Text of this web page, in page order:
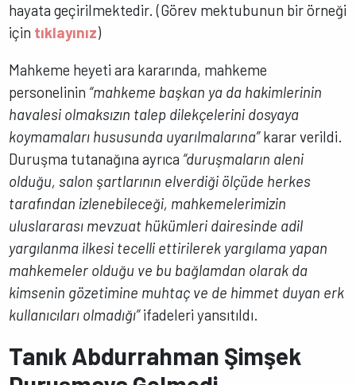
hayata geçirilmektedir. (Görev mektubunun bir örneği
için tıklayınız)
Mahkeme heyeti ara kararında, mahkeme
personelinin “mahkeme başkan ya da hakimlerinin
havalesi olmaksızın talep dilekçelerini dosyaya
koymamaları hususunda uyarılmalarına”karar verildi.
Duruşma tutanağına ayrıca “duruşmaların aleni
olduğu, salon şartlarının elverdiği ölçüde herkes
tarafından izlenebileceği, mahkemelerimizin
uluslararası mevzuat hükümleri dairesinde adil
yargılanma ilkesi tecelli ettirilerek yargılama yapan
mahkemeler olduğu ve bu bağlamdan olarak da
kimsenin gözetimine muhtaç ve de himmet duyan erk
kullanıcıları olmadığı”ifadeleri yansıtıldı.
Tanık Abdurrahman Şimşek